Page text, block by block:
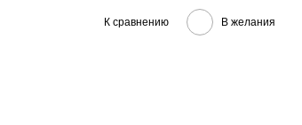
К сравнению В желания